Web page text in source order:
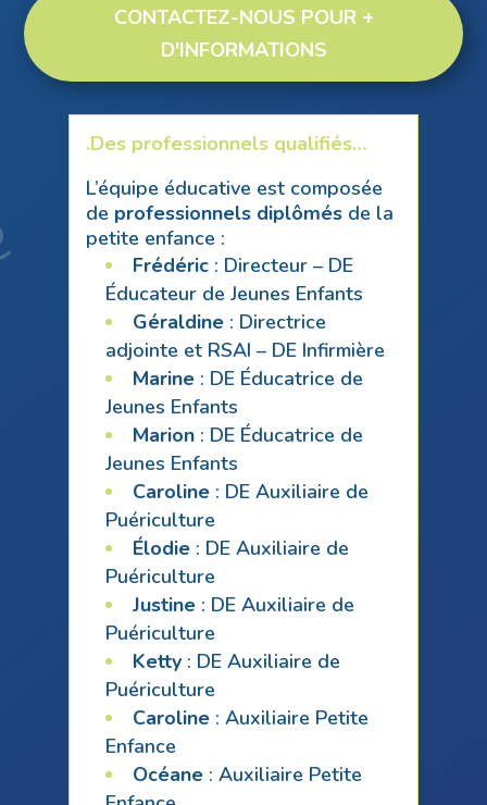
CONTACTEZ-NOUS POUR +
D'INFORMATIONS
.Des professionnels qualifiés…
L’équipe éducative est composée
de professionnels diplômés de la
petite enfance :
Frédéric : Directeur – DE
Éducateur de Jeunes Enfants
Géraldine : Directrice
adjointe et RSAI – DE Infirmière
Marine : DE Éducatrice de
Jeunes Enfants
Marion : DE Éducatrice de
Jeunes Enfants
Caroline : DE Auxiliaire de
Puériculture
Élodie : DE Auxiliaire de
Puériculture
Justine : DE Auxiliaire de
Puériculture
Ketty : DE Auxiliaire de
Puériculture
Caroline : Auxiliaire Petite
Enfance
Océane : Auxiliaire Petite